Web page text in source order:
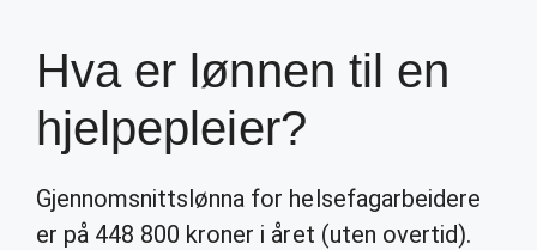
Hva er lønnen til en
hjelpepleier?
Gjennomsnittslønna for helsefagarbeidere
er på 448 800 kroner i året (uten overtid).